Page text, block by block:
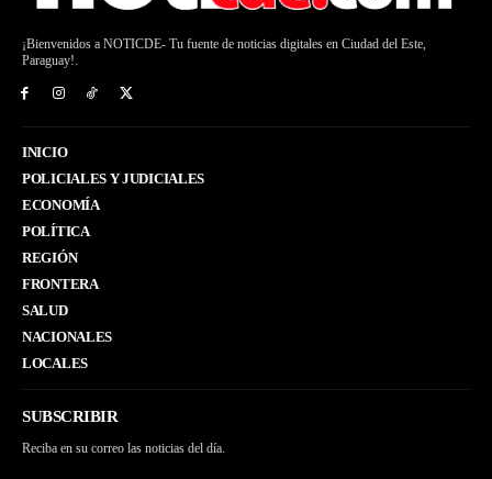
¡Bienvenidos a NOTICDE- Tu fuente de noticias digitales en Ciudad del Este,
Paraguay!.
INICIO
POLICIALES Y JUDICIALES
ECONOMÍA
POLÍTICA
REGIÓN
FRONTERA
SALUD
NACIONALES
LOCALES
SUBSCRIBIR
Reciba en su correo las noticias del día.